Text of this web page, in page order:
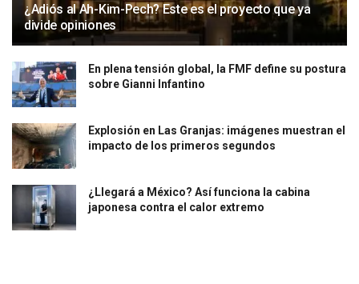
¿Adiós al Ah-Kim-Pech? Este es el proyecto que ya
divide opiniones
En plena tensión global, la FMF define su postura
sobre Gianni Infantino
Explosión en Las Granjas: imágenes muestran el
impacto de los primeros segundos
¿Llegará a México? Así funciona la cabina
japonesa contra el calor extremo